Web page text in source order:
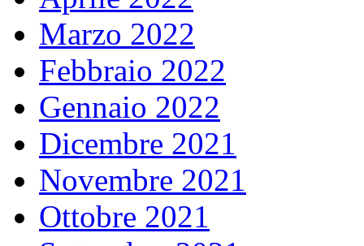
Marzo 2022
Febbraio 2022
Gennaio 2022
Dicembre 2021
Novembre 2021
Ottobre 2021